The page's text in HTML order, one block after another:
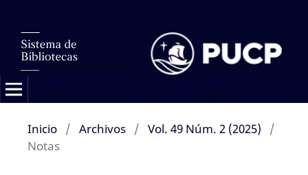
Inicio / Archivos / Vol. 49 Núm. 2 (2025)
/
Notas